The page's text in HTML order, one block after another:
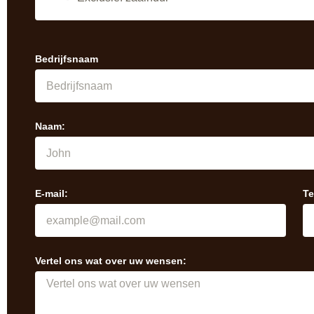
Bedrijfsnaam
Naam:
E-mail:
Vertel ons wat over uw wensen: